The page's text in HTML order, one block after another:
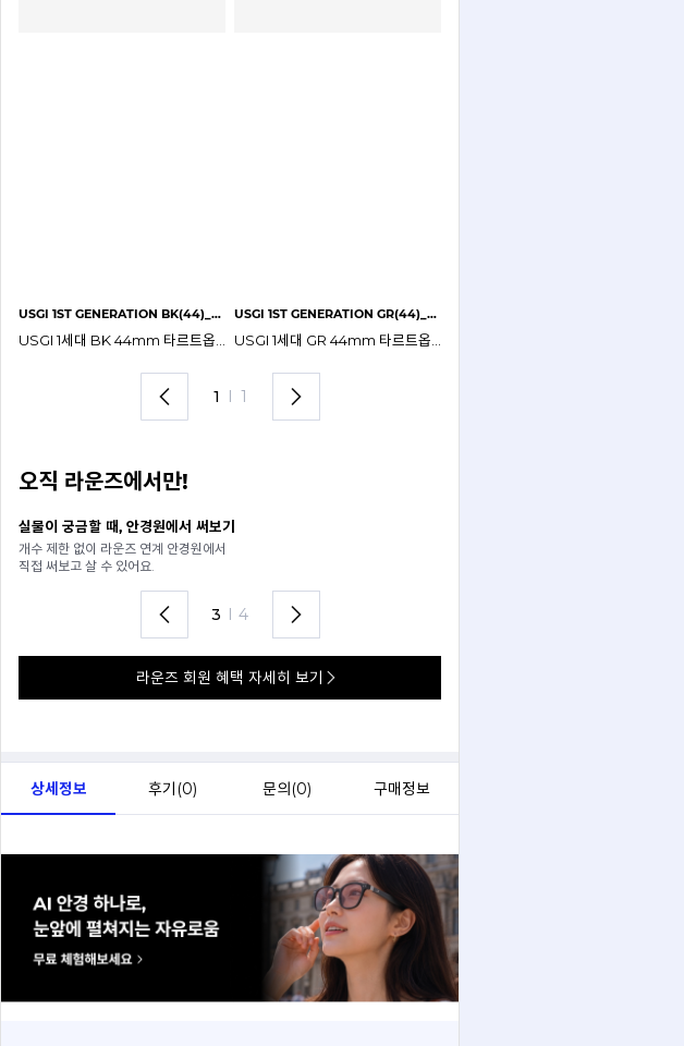
USGI 1ST GENERATION BK(44)_CLEAR USGI 1ST GENERATION GR(44)_CLEAR
1 I 1
오직 라운즈에서만!
실물이 궁금할 때, 안경원에서 써보기
개수 제한 없이 라운즈 연계 안경원에서
직접 써보고 살 수 있어요.
3 I 4
라운즈 회원 혜택 자세히 보기
상세정보 후기(0) 문의(0) 구매정보